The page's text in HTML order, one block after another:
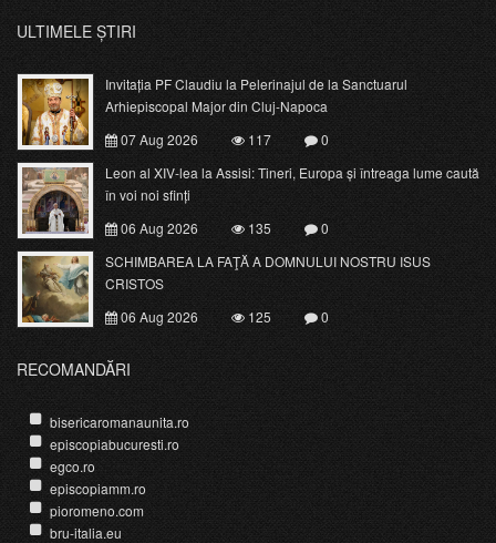
ULTIMELE ȘTIRI
Invitația PF Claudiu la Pelerinajul de la Sanctuarul
Arhiepiscopal Major din Cluj-Napoca
07 Aug 2026
117
0
Leon al XIV-lea la Assisi: Tineri, Europa și întreaga lume caută
în voi noi sfinți
06 Aug 2026
135
0
SCHIMBAREA LA FAŢĂ A DOMNULUI NOSTRU ISUS
CRISTOS
06 Aug 2026
125 0
RECOMANDĂRI
bisericaromanaunita.ro
episcopiabucuresti.ro
egco.ro
episcopiamm.ro
pioromeno.com
bru-italia.eu